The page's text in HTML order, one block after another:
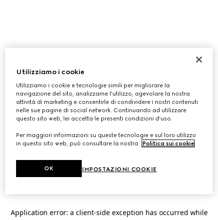
Application error: a client-side exception has occurred while
Utilizziamo i cookie
Utilizziamo i cookie e tecnologie simili per migliorare la
navigazione del sito, analizzarne l'utilizzo, agevolare la nostra
attività di marketing e consentirle di condividere i nostri contenuti
nelle sue pagine di social network. Continuando ad utilizzare
questo sito web, lei accetta le presenti condizioni d'uso.
Per maggiori informazioni su queste tecnologie e sul loro utilizzo
in questo sito web, può consultare la nostra
Politica sui cookie
IMPOSTAZIONI COOKIE
OK